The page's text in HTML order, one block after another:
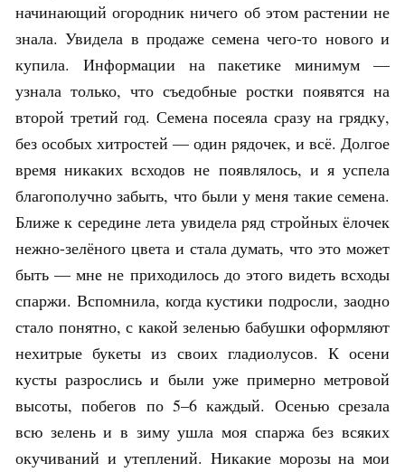
начинающий огородник ничего об этом растении не
знала. Увидела в продаже семена чего-то нового и
купила. Информации на пакетике минимум —
узнала только, что съедобные ростки появятся на
второй третий год. Семена посеяла сразу на грядку,
без особых хитростей — один рядочек, и всё. Долгое
время никаких всходов не появлялось, и я успела
благополучно забыть, что были у меня такие семена.
Ближе к середине лета увидела ряд стройных ёлочек
нежно-зелёного цвета и стала думать, что это может
быть — мне не приходилось до этого видеть всходы
спаржи. Вспомнила, когда кустики подросли, заодно
стало понятно, с какой зеленью бабушки оформляют
нехитрые букеты из своих гладиолусов. К осени
кусты разрослись и были уже примерно метровой
высоты, побегов по 5–6 каждый. Осенью срезала
всю зелень и в зиму ушла моя спаржа без всяких
окучиваний и утеплений. Никакие морозы на мои